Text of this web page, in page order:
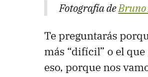
Fotografía de
Te preguntarás
más “difícil” o el
eso, porque nos